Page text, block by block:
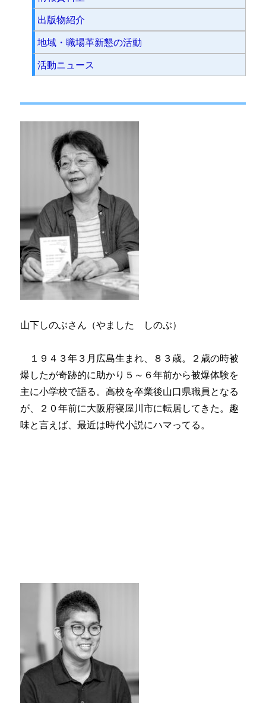
出版物紹介
地域・職場革新懇の活動
活動ニュース
山下しのぶさん（やました しのぶ）
１９４３年３月広島生まれ、８３歳。２歳の時被
爆したが奇跡的に助かり５～６年前から被爆体験を
主に小学校で語る。高校を卒業後山口県職員となる
が、２０年前に大阪府寝屋川市に転居してきた。趣
味と言えば、最近は時代小説にハマってる。